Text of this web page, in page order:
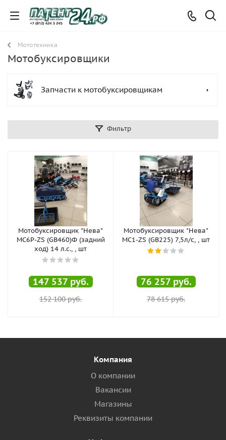
Мототехника
Мотобуксировщики
Запчасти к мотобуксировщикам
Фильтр
Мотобуксировщик "Нева"
МС6P-ZS (GB460)Ф (задний
ход) 14 л.с., , шт
147 537руб.
152 100руб.
Мотобуксировщик "Нева"
МС1-ZS (GB225) 7,5л/с, , шт
76 257руб.
78 615руб.
Компания
О компании
Вакансии
Магазины
Реквизиты компании